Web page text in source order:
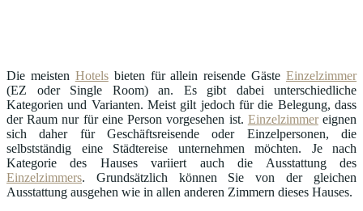
Die meisten Hotelsbieten für allein reisende Gäste Einzelzimmer
(EZ oder Single Room) an. Es gibt dabei unterschiedliche
Kategorien und Varianten. Meist gilt jedoch für die Belegung, dass
der Raum nur für eine Person vorgesehen ist. Einzelzimmereignen
sich daher für Geschäftsreisende oder Einzelpersonen, die
selbstständig eine Städtereise unternehmen möchten. Je nach
Kategorie des Hauses variiert auch die Ausstattung des
Einzelzimmers. Grundsätzlich können Sie von der gleichen
Ausstattung ausgehen wie in allen anderen Zimmern dieses Hauses.